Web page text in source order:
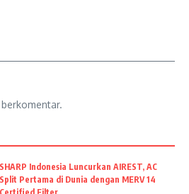
SHARP Indonesia Luncurkan AIREST, AC
Split Pertama di Dunia dengan MERV 14